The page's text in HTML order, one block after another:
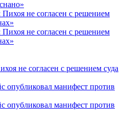
не согласен с решением суда